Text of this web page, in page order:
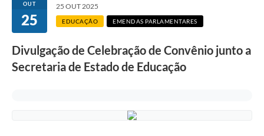
OUT
25
25 OUT 2025
EDUCAÇÃO EMENDAS PARLAMENTARES
Divulgação de Celebração de Convênio junto a
Secretaria de Estado de Educação